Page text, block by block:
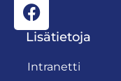
Lisätietoja
Intranetti